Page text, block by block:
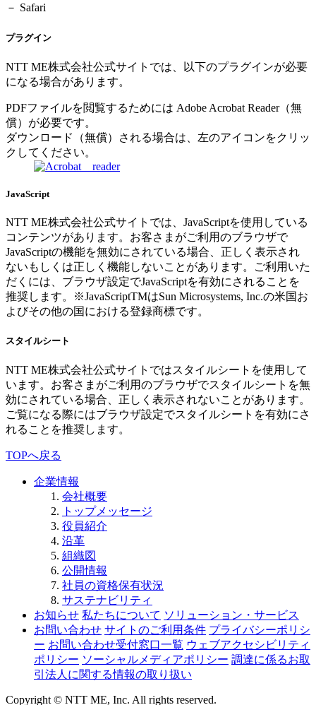
－ Safari
プラグイン
NTT ME株式会社公式サイトでは、以下のプラグインが必要
になる場合があります。
PDFファイルを閲覧するためには Adobe Acrobat Reader（無
償）が必要です。
ダウンロード（無償）される場合は、左のアイコンをクリッ
クしてください。
JavaScript
NTT ME株式会社公式サイトでは、JavaScriptを使用している
コンテンツがあります。お客さまがご利用のブラウザで
JavaScriptの機能を無効にされている場合、正しく表示され
ないもしくは正しく機能しないことがあります。ご利用いた
だくには、ブラウザ設定でJavaScriptを有効にされることを
推奨します。※JavaScriptTMはSun Microsystems, Inc.の米国お
よびその他の国における登録商標です。
スタイルシート
NTT ME株式会社公式サイトではスタイルシートを使用して
います。お客さまがご利用のブラウザでスタイルシートを無
効にされている場合、正しく表示されないことがあります。
ご覧になる際にはブラウザ設定でスタイルシートを有効にさ
れることを推奨します。
TOPへ戻る
企業情報
会社概要
トップメッセージ
役員紹介
沿革
組織図
公開情報
社員の資格保有状況
サステナビリティ
お知らせ 私たちについて ソリューション・サービス
お問い合わせ サイトのご利用条件 プライバシーポリシ
ー お問い合わせ受付窓口一覧 ウェブアクセシビリティ
ポリシー ソーシャルメディアポリシー 調達に係るお取
引法人に関する情報の取り扱い
Copyright © NTT ME, Inc. All rights reserved.